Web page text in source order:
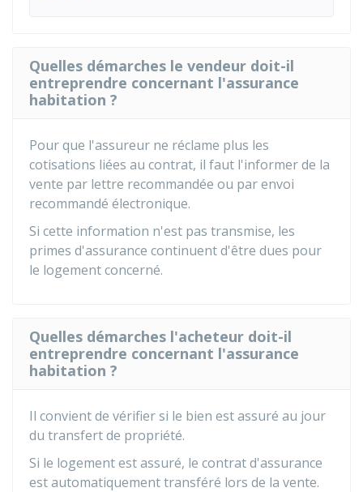
Quelles démarches le vendeur doit-il
entreprendre concernant l'assurance
habitation ?
Pour que l'assureur ne réclame plus les
cotisations liées au contrat, il faut l'informer de la
vente par lettre recommandée ou par envoi
recommandé électronique.
Si cette information n'est pas transmise, les
primes d'assurance continuent d'être dues pour
le logement concerné.
Quelles démarches l'acheteur doit-il
entreprendre concernant l'assurance
habitation ?
Il convient de vérifier si le bien est assuré au jour
du transfert de propriété.
Si le logement est assuré, le contrat d'assurance
est automatiquement transféré lors de la vente.